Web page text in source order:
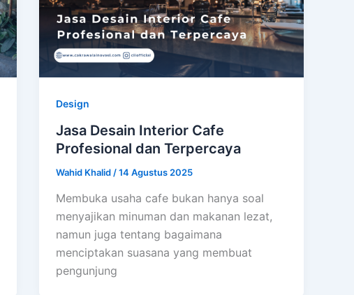
Design
Jasa Desain Interior Cafe
Profesional dan Terpercaya
Wahid Khalid /14 Agustus 2025
Membuka usaha cafe bukan hanya soal
menyajikan minuman dan makanan lezat,
namun juga tentang bagaimana
menciptakan suasana yang membuat
pengunjung